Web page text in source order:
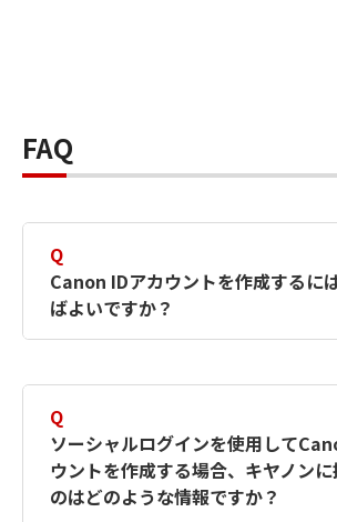
FAQ
Q
Canon IDアカウントを作成するに
ばよいですか？
す。詳しい作成方法は【カメラ
何ですか？Canon IDの作成方法
ださい。
Q
ソーシャルログインを使用して
ウントを作成する場合、キヤノン
のはどのような情報ですか？